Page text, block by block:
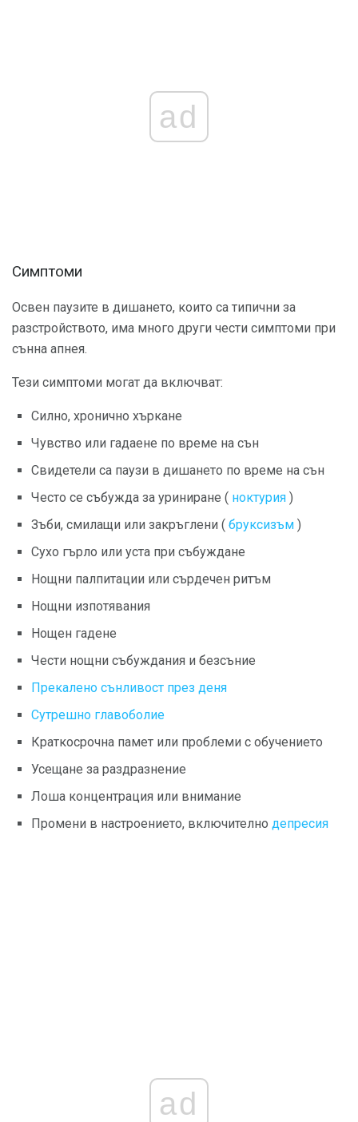
ad
Симптоми
Освен паузите в дишането, които са типични за
разстройството, има много други чести симптоми при
сънна апнея.
Тези симптоми могат да включват:
Силно, хронично хъркане
Чувство или гадаене по време на сън
Свидетели са паузи в дишането по време на сън
Често се събужда за уриниране ( ноктурия )
Зъби, смилащи или закръглени ( бруксизъм )
Сухо гърло или уста при събуждане
Нощни палпитации или сърдечен ритъм
Нощни изпотявания
Нощен гадене
Чести нощни събуждания и безсъние
Прекалено сънливост през деня
Сутрешно главоболие
Краткосрочна памет или проблеми с обучението
Усещане за раздразнение
Лоша концентрация или внимание
Промени в настроението, включително депресия
ad